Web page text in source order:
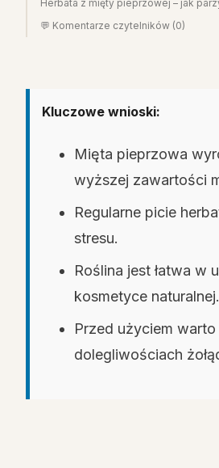
Herbata z mięty pieprzowej – jak
💬 Komentarze czytelników (0)
Kluczowe wnioski:
Mięta pieprzowa
wyższej zawartości
Regularne picie
stresu.
Roślina jest łatwa w
kosmetyce naturalnej.
Przed użyciem
dolegliwościach